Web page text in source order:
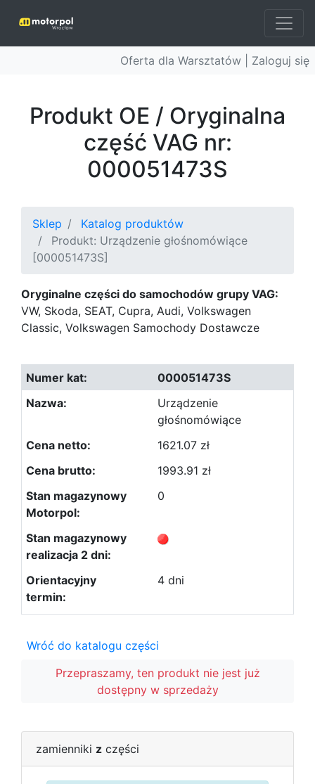
Oferta dla Warsztatów | Zaloguj się
Produkt OE / Oryginalna
część VAG nr:
000051473S
Sklep
Katalog produktów
Produkt: Urządzenie głośnomówiące
[000051473S]
Oryginalne części do samochodów grupy VAG:
VW, Skoda, SEAT, Cupra, Audi, Volkswagen
Classic, Volkswagen Samochody Dostawcze
000051473S
Urządzenie
głośnomówiące
1621.07 zł
1993.91 zł
0
4 dni
Wróć do katalogu części
Przepraszamy, ten produkt nie jest już
dostępny w sprzedaży
zamienniki z części